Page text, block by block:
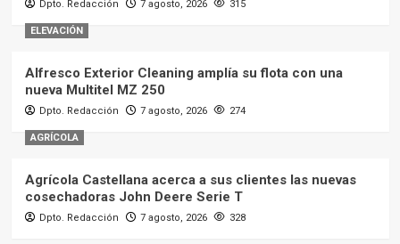
Dpto. Redacción 7 agosto, 2026 315
ELEVACIÓN
Alfresco Exterior Cleaning amplía su flota con una
nueva Multitel MZ 250
Dpto. Redacción 7 agosto, 2026 274
AGRÍCOLA
Agrícola Castellana acerca a sus clientes las nuevas
cosechadoras John Deere Serie T
Dpto. Redacción 7 agosto, 2026 328